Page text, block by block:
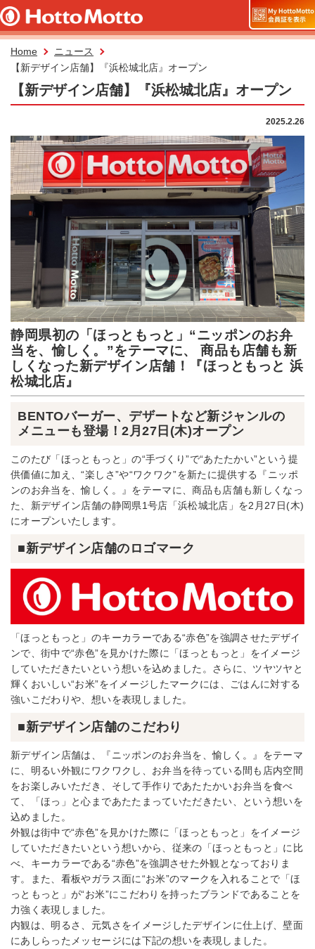
Home
ニュース
【新デザイン店舗】『浜松城北店』オープン
【新デザイン店舗】『浜松城北店』オープン
2025.2.26
静岡県初の「ほっともっと」“ニッポンのお弁
当を、愉しく。”をテーマに、 商品も店舗も新
しくなった新デザイン店舗！『ほっともっと 浜
松城北店』
BENTOバーガー、デザートなど新ジャンルの
メニューも登場！2月27日(木)オープン
このたび「ほっともっと」の“手づくり”で“あたたかい”という提
供価値に加え、“楽しさ”や“ワクワク”を新たに提供する『ニッポ
ンのお弁当を、愉しく。』をテーマに、商品も店舗も新しくなっ
た、新デザイン店舗の静岡県1号店「浜松城北店」を2月27日(木)
にオープンいたします。
■新デザイン店舗のロゴマーク
「ほっともっと」のキーカラーである“赤色”を強調させたデザイ
ンで、街中で“赤色”を見かけた際に「ほっともっと」をイメージ
していただきたいという想いを込めました。さらに、ツヤツヤと
輝くおいしい“お米”をイメージしたマークには、ごはんに対する
強いこだわりや、想いを表現しました。
■新デザイン店舗のこだわり
新デザイン店舗は、『ニッポンのお弁当を、愉しく。』をテーマ
に、明るい外観にワクワクし、お弁当を待っている間も店内空間
をお楽しみいただき、そして手作りであたたかいお弁当を食べ
て、「ほっ」と心まであたたまっていただきたい、という想いを
込めました。
外観は街中で“赤色”を見かけた際に「ほっともっと」をイメージ
していただきたいという想いから、従来の「ほっともっと」に比
べ、キーカラーである“赤色”を強調させた外観となっておりま
す。また、看板やガラス面に“お米”のマークを入れることで「ほ
っともっと」が“お米”にこだわりを持ったブランドであることを
力強く表現しました。
内観は、明るさ、元気さをイメージしたデザインに仕上げ、壁面
にあしらったメッセージには下記の想いを表現しました。